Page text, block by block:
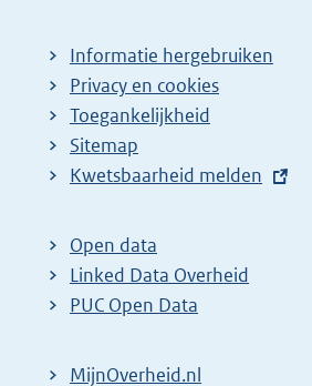
Informatie hergebruiken
Privacy en cookies
Toegankelijkheid
Sitemap
E
t
e
r
Kwetsbaarheid melden
Open data
Linked Data Overheid
PUC Open Data
MijnOverheid.nl